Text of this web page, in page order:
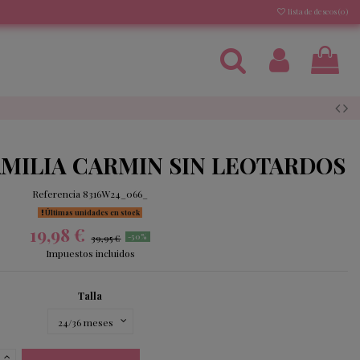
lista de deseos (0)
CARMIN SIN LEOTARDOS
Referencia 8316W24_066_
Últimas unidades en stock
19,98 € 39,95 € -50%
Impuestos incluidos
Talla